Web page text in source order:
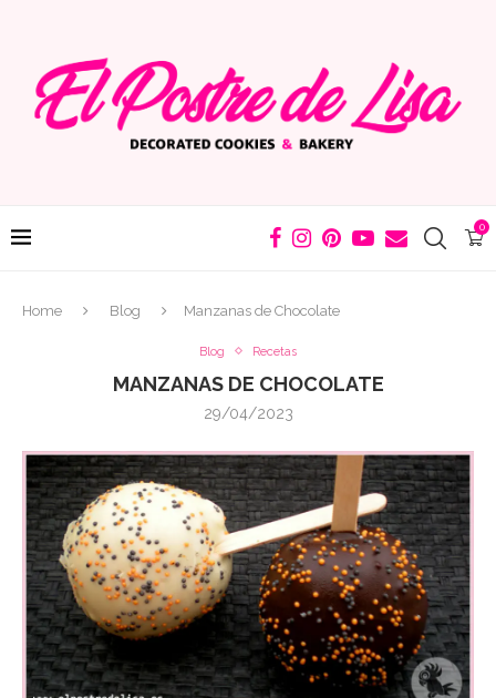
0
Home Blog Manzanas de Chocolate
Blog Recetas
MANZANAS DE CHOCOLATE
29/04/2023